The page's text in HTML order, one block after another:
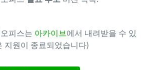
피스는 아카이브 에서 내려받을 수 있
지원이 종료되었습니다)